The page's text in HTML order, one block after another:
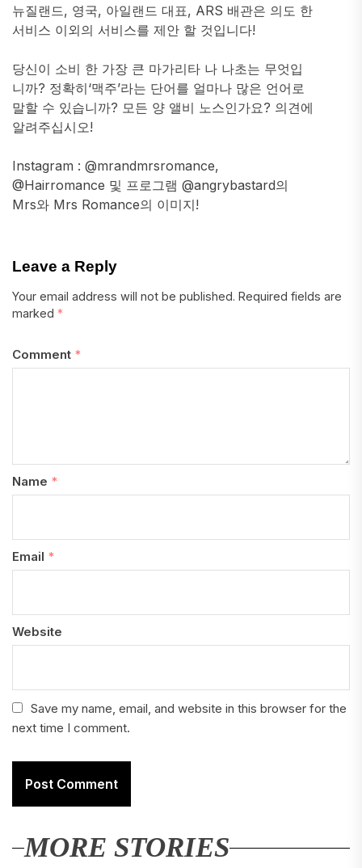
뉴질랜드, 영국, 아일랜드 대표, ARS 배관은 의도 한
서비스 이외의 서비스를 제안 할 것입니다!
당신이 소비 한 가장 큰 마가리타 나 나초는 무엇입
니까? 정확히‘맥주’라는 단어를 얼마나 많은 언어로
말할 수 있습니까? 모든 양 앨비 노스인가요? 의견에
알려주십시오!
Instagram : @mrandmrsromance,
@Hairromance 및 프로그램 @angrybastard의
Mrs와 Mrs Romance의 이미지!
Leave a Reply
Your email address will not be published. Required fields are
marked *
Comment *
Name *
Email *
Website
Save my name, email, and website in this browser for the
next time I comment.
MORE STORIES